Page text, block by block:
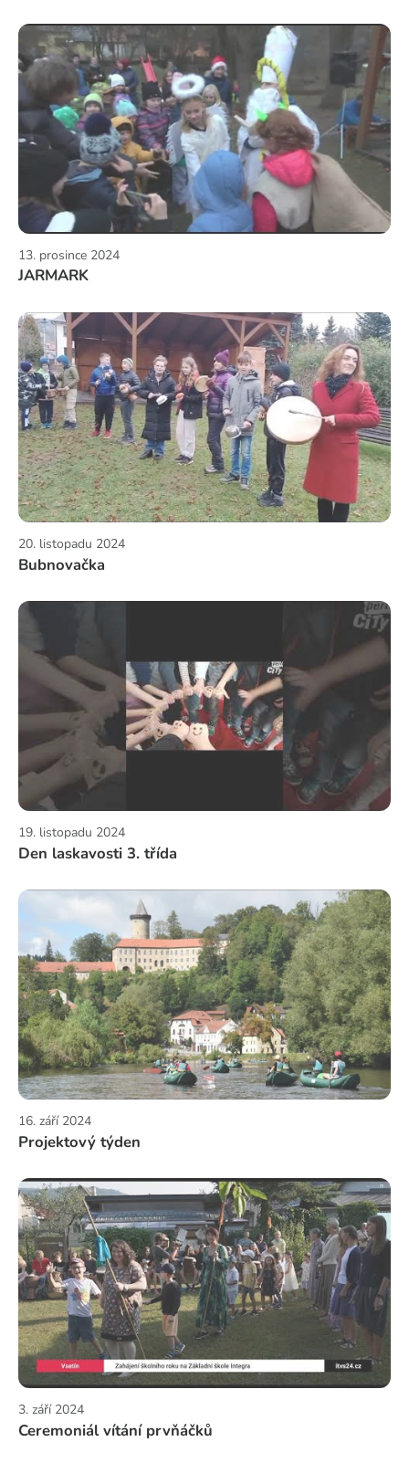
13. prosince 2024
JARMARK
20. listopadu 2024
Bubnovačka
19. listopadu 2024
Den laskavosti 3. třída
16. září 2024
Projektový týden
3. září 2024
Ceremoniál vítání prvňáčků